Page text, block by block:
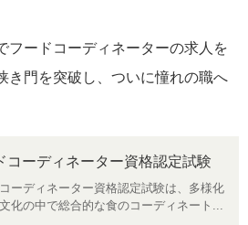
フードコーディネーターの求人を
き門を突破し、ついに憧れの職へ
コーディネーター資格認定試験
ーディネーター資格認定試験は、多様化
化の中で総合的な食のコーディネート...